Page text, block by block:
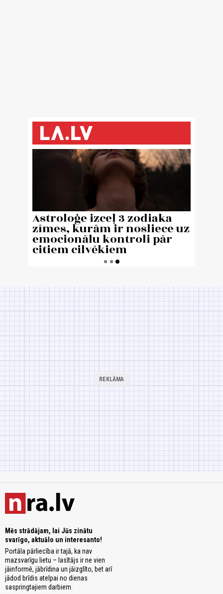
Mēs strādājam, lai Jūs zinātu
svarīgo, aktuālo un interesanto!
Portāla pārliecība ir tajā, ka nav
mazsvarīgu lietu – lasītājs ir ne vien
jāinformē, jābrīdina un jāizglīto, bet arī
jādod brīdis atelpai no dienas
saspringtajiem darbiem.